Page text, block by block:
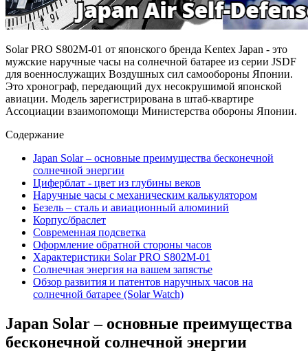
Solar PRO S802M-01 от японского бренда Kentex Japan - это
мужские наручные часы на солнечной батарее из серии JSDF
для военнослужащих Воздушных сил самообороны Японии.
Это хронограф, передающий дух несокрушимой японской
авиации. Модель зарегистрирована в штаб-квартире
Ассоциации взаимопомощи Министерства обороны Японии.
Содержание
Japan Solar – основные преимущества бесконечной
солнечной энергии
Циферблат - цвет из глубины веков
Наручные часы с механическим калькулятором
Безель – сталь и авиационный алюминий
Корпус/браслет
Современная подсветка
Оформление обратной стороны часов
Характеристики Solar PRO S802M-01
Солнечная энергия на вашем запястье
Обзор развития и патентов наручных часов на
солнечной батарее (Solar Watch)
Japan Solar – основные преимущества
бесконечной солнечной энергии